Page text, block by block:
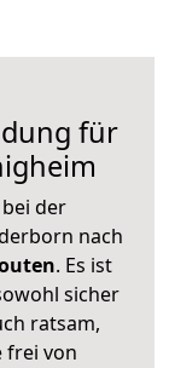
für
der
nach
. Es ist
sicher
ratsam,
frei von